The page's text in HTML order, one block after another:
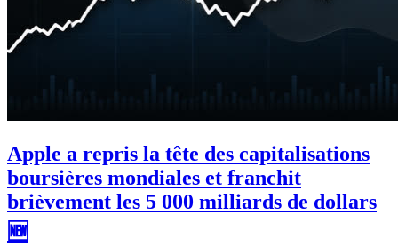
Apple a repris la tête des capitalisations
boursières mondiales et franchit
brièvement les 5 000 milliards de dollars
🆕